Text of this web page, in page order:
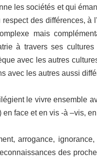
les sociétés et qui
des différences,
mais
à travers ses
avec les autres
avec les autres aussi
le vivre ensemble
face et en vis -à –vis,
arrogance,
des